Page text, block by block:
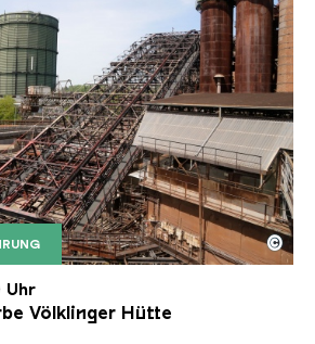
der Völklinger Hütte mit
Völklinger Hütte | Karl
©
Uhr
Völklinger Hütte